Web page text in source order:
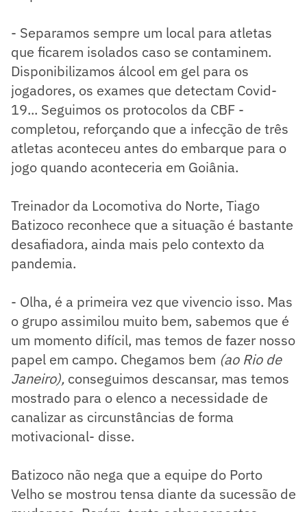
- Separamos sempre um local para atletas
que ficarem isolados caso se contaminem.
Disponibilizamos álcool em gel para os
jogadores, os exames que detectam Covid-
19... Seguimos os protocolos da CBF -
completou, reforçando que a infecção de três
atletas aconteceu antes do embarque para o
jogo quando aconteceria em Goiânia.
Treinador da Locomotiva do Norte, Tiago
Batizoco reconhece que a situação é bastante
desafiadora, ainda mais pelo contexto da
pandemia.
- Olha, é a primeira vez que vivencio isso. Mas
o grupo assimilou muito bem, sabemos que é
um momento difícil, mas temos de fazer nosso
papel em campo. Chegamos bem (ao Rio de
Janeiro), conseguimos descansar, mas temos
mostrado para o elenco a necessidade de
canalizar as circunstâncias de forma
motivacional- disse.
Batizoco não nega que a equipe do Porto
Velho se mostrou tensa diante da sucessão de